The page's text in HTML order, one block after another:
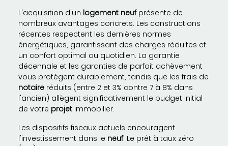
L'acquisition d'un logement neufprésente de
nombreux avantages concrets. Les constructions
récentes respectent les dernières normes
énergétiques, garantissant des charges réduites et
un confort optimal au quotidien. La garantie
décennale et les garanties de parfait achèvement
vous protègent durablement, tandis que les frais de
notaire réduits (entre 2 et 3% contre 7 à 8% dans
l'ancien) allègent significativement le budget initial
de votre projet immobilier.
Les dispositifs fiscaux actuels encouragent
l'investissement dans le neuf. Le prêt à taux zéro